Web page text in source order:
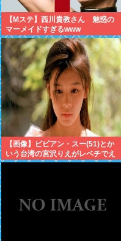
【Mステ】西川貴教さん 魅惑の
マーメイドすぎるwww
【画像】ビビアン・スー(51)とか
いう台湾の宮沢りえがレベチでえ
っちすぎるｗｗｗ